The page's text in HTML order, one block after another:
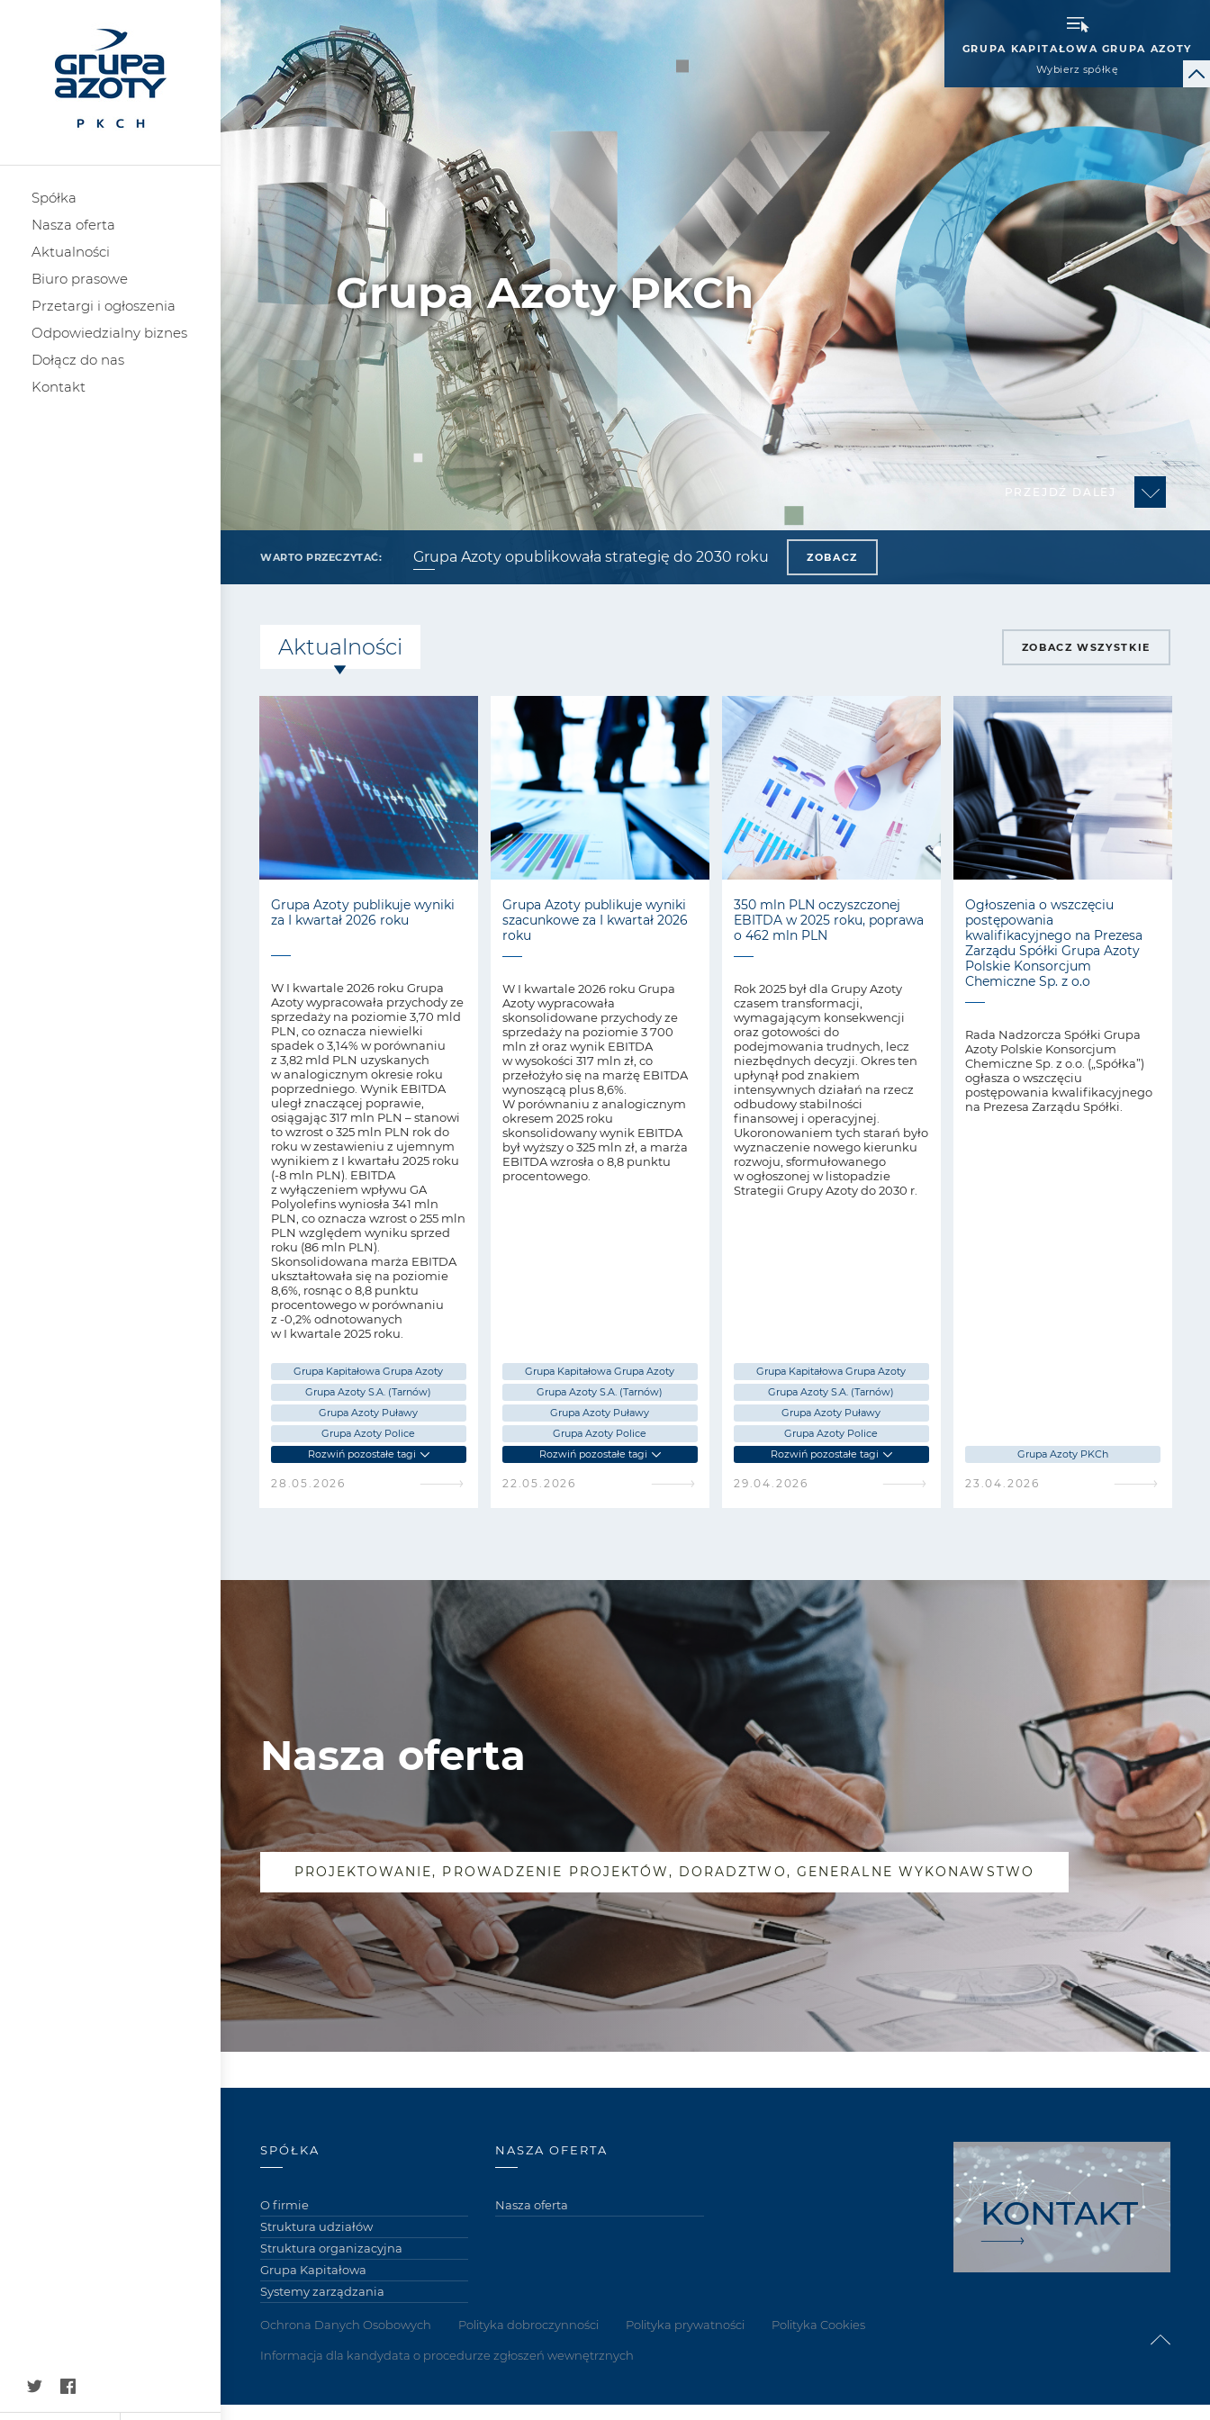
Spółka
Nasza oferta
Aktualności
Biuro prasowe
Przetargi i ogłoszenia
Odpowiedzialny biznes
Dołącz do nas
Kontakt
GRUPA KAPITAŁOWA GRUPA AZOTY
Wybierz spółkę
Grupa Azoty PKCh
PRZEJDŹ DALEJ
WARTO PRZECZYTAĆ: Grupa Azoty opublikowała strategię do 2030 roku ZOBACZ
Aktualności ZOBACZ WSZYSTKIE
Grupa Azoty publikuje wyniki
za I kwartał 2026 roku
W I kwartale 2026 roku Grupa
Azoty wypracowała przychody ze
sprzedaży na poziomie 3,70 mld
PLN, co oznacza niewielki
spadek o 3,14% w porównaniu
z 3,82 mld PLN uzyskanych
w analogicznym okresie roku
poprzedniego. Wynik EBITDA
uległ znaczącej poprawie,
osiągając 317 mln PLN – stanowi
to wzrost o 325 mln PLN rok do
roku w zestawieniu z ujemnym
wynikiem z I kwartału 2025 roku
(-8 mln PLN). EBITDA
z wyłączeniem wpływu GA
Polyolefins wyniosła 341 mln
PLN, co oznacza wzrost o 255 mln
PLN względem wyniku sprzed
roku (86 mln PLN).
Skonsolidowana marża EBITDA
ukształtowała się na poziomie
8,6%, rosnąc o 8,8 punktu
procentowego w porównaniu
z -0,2% odnotowanych
w I kwartale 2025 roku.
Grupa Kapitałowa Grupa Azoty
Grupa Azoty S.A. (Tarnów)
Grupa Azoty Puławy
Grupa Azoty Police
Rozwiń pozostałe tagi
28.05.2026
Grupa Azoty publikuje wyniki
szacunkowe za I kwartał 2026
roku
W I kwartale 2026 roku Grupa
Azoty wypracowała
skonsolidowane przychody ze
sprzedaży na poziomie 3 700
mln zł oraz wynik EBITDA
w wysokości 317 mln zł, co
przełożyło się na marżę EBITDA
wynoszącą plus 8,6%.
W porównaniu z analogicznym
okresem 2025 roku
skonsolidowany wynik EBITDA
był wyższy o 325 mln zł, a marża
EBITDA wzrosła o 8,8 punktu
procentowego.
Grupa Kapitałowa Grupa Azoty
Grupa Azoty S.A. (Tarnów)
Grupa Azoty Puławy
Grupa Azoty Police
Rozwiń pozostałe tagi
22.05.2026
350 mln PLN oczyszczonej
EBITDA w 2025 roku, poprawa
o 462 mln PLN
Rok 2025 był dla Grupy Azoty
czasem transformacji,
wymagającym konsekwencji
oraz gotowości do
podejmowania trudnych, lecz
niezbędnych decyzji. Okres ten
upłynął pod znakiem
intensywnych działań na rzecz
odbudowy stabilności
finansowej i operacyjnej.
Ukoronowaniem tych starań było
wyznaczenie nowego kierunku
rozwoju, sformułowanego
w ogłoszonej w listopadzie
Strategii Grupy Azoty do 2030 r.
Grupa Kapitałowa Grupa Azoty
Grupa Azoty S.A. (Tarnów)
Grupa Azoty Puławy
Grupa Azoty Police
Rozwiń pozostałe tagi
29.04.2026
Ogłoszenia o wszczęciu
postępowania
kwalifikacyjnego na Prezesa
Zarządu Spółki Grupa Azoty
Polskie Konsorcjum
Chemiczne Sp. z o.o
Rada Nadzorcza Spółki Grupa
Azoty Polskie Konsorcjum
Chemiczne Sp. z o.o. („Spółka”)
ogłasza o wszczęciu
postępowania kwalifikacyjnego
na Prezesa Zarządu Spółki.
Grupa Azoty PKCh
23.04.2026
Nasza oferta
PROJEKTOWANIE, PROWADZENIE PROJEKTÓW, DORADZTWO, GENERALNE WYKONAWSTWO
SPÓŁKA
O firmie
Struktura udziałów
Struktura organizacyjna
Grupa Kapitałowa
Systemy zarządzania
NASZA OFERTA
Nasza oferta KONTAKT
Ochrona Danych Osobowych Polityka dobroczynności Polityka prywatności Polityka Cookies
Informacja dla kandydata o procedurze zgłoszeń wewnętrznych